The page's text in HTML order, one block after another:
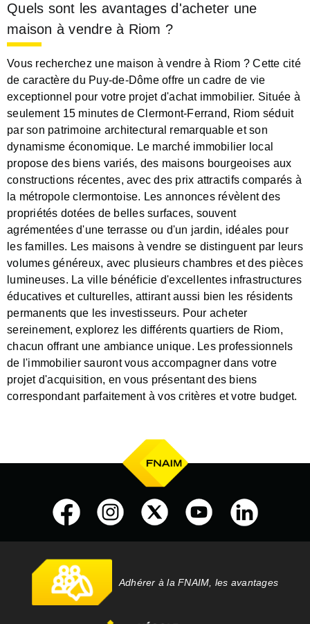
Quels sont les avantages d'acheter une
maison à vendre à Riom ?
Vous recherchez une maison à vendre à Riom ? Cette cité
de caractère du Puy-de-Dôme offre un cadre de vie
exceptionnel pour votre projet d'achat immobilier. Située à
seulement 15 minutes de Clermont-Ferrand, Riom séduit
par son patrimoine architectural remarquable et son
dynamisme économique. Le marché immobilier local
propose des biens variés, des maisons bourgeoises aux
constructions récentes, avec des prix attractifs comparés à
la métropole clermontoise. Les annonces révèlent des
propriétés dotées de belles surfaces, souvent
agrémentées d'une terrasse ou d'un jardin, idéales pour
les familles. Les maisons à vendre se distinguent par leurs
volumes généreux, avec plusieurs chambres et des pièces
lumineuses. La ville bénéficie d'excellentes infrastructures
éducatives et culturelles, attirant aussi bien les résidents
permanents que les investisseurs. Pour acheter
sereinement, explorez les différents quartiers de Riom,
chacun offrant une ambiance unique. Les professionnels
de l'immobilier sauront vous accompagner dans votre
projet d'acquisition, en vous présentant des biens
correspondant parfaitement à vos critères et votre budget.
Adhérer à la FNAIM, les avantages